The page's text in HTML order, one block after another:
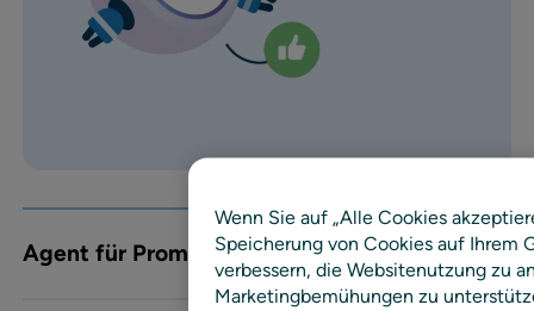
Agent für Promotionsstrategie
Wenn Sie auf „Alle Cookies
Speicherung von Cookies auf Ihrem
verbessern, die Websitenutzung zu
Marketingbemühungen zu